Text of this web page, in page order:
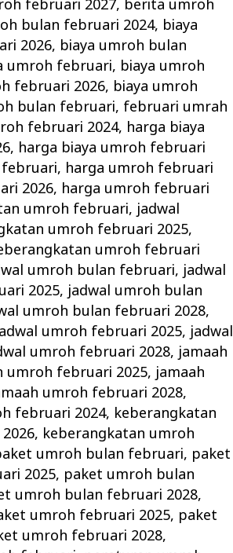
februari 2027, berita umroh
bulan februari 2024, biaya
2026, biaya umroh bulan
umroh februari, biaya umroh
februari 2026, biaya umroh
bulan februari, februari umrah
februari 2024, harga biaya
, harga biaya umroh februari
, harga umroh februari
2026, harga umroh februari
umroh februari, jadwal
umroh februari 2025,
umroh februari
umroh bulan februari, jadwal
2025, jadwal umroh bulan
umroh bulan februari 2028,
umroh februari 2025, jadwal
umroh februari 2028, jamaah
umroh februari 2025, jamaah
umroh februari 2028,
februari 2024, keberangkatan
, keberangkatan umroh
umroh bulan februari, paket
2025, paket umroh bulan
umroh bulan februari 2028,
umroh februari 2025, paket
umroh februari 2028,